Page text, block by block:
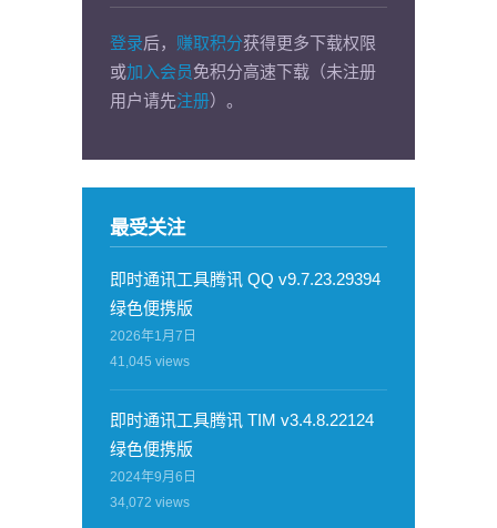
登录后， 赚取积分获得更多下载权限
或加入会员免积分高速下载（未注册
用户请先注册）。
最受关注
即时通讯工具腾讯 QQ v9.7.23.29394
绿色便携版
2026年1月7日
41,045 views
即时通讯工具腾讯 TIM v3.4.8.22124
绿色便携版
2024年9月6日
34,072 views